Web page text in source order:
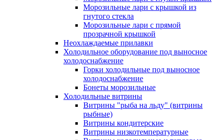
Морозильные лари с крышкой из
гнутого стекла
Морозильные лари с прямой
прозрачной крышкой
Неохлаждаемые прилавки
Холодильное оборудование под выносное
холодоснабжение
Горки холодильные под выносное
холодоснабжение
Бонеты морозильные
Холодильные витрины
Витрины "рыба на льду" (витрины
рыбные)
Витрины кондитерские
Витрины низкотемпературные